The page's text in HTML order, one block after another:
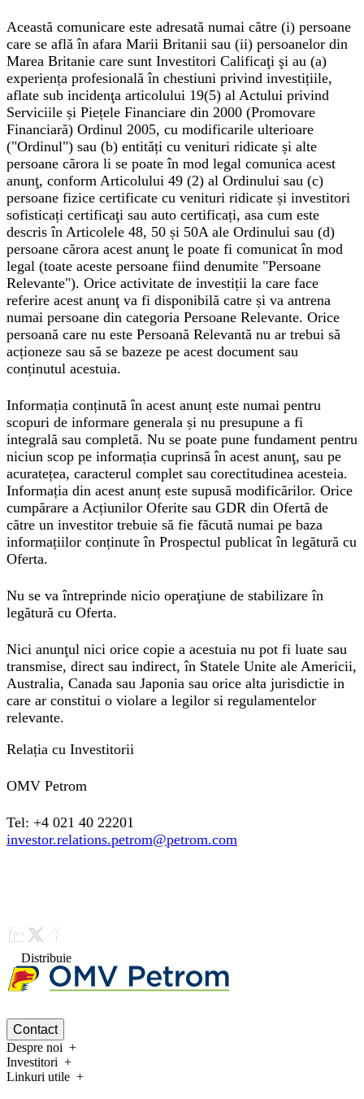
Această comunicare este adresată numai către (i) persoane
care se află în afara Marii Britanii sau (ii) persoanelor din
Marea Britanie care sunt Investitori Calificaţi şi au (a)
experiența profesională în chestiuni privind investițiile,
aflate sub incidenţa articolului 19(5) al Actului privind
Serviciile și Piețele Financiare din 2000 (Promovare
Financiară) Ordinul 2005, cu modificarile ulterioare
("Ordinul") sau (b) entități cu venituri ridicate și alte
persoane cărora li se poate în mod legal comunica acest
anunţ, conform Articolului 49 (2) al Ordinului sau (c)
persoane fizice certificate cu venituri ridicate și investitori
sofisticați certificaţi sau auto certificați, asa cum este
descris în Articolele 48, 50 și 50A ale Ordinului sau (d)
persoane cărora acest anunţ le poate fi comunicat în mod
legal (toate aceste persoane fiind denumite "Persoane
Relevante"). Orice activitate de investiții la care face
referire acest anunţ va fi disponibilă catre și va antrena
numai persoane din categoria Persoane Relevante. Orice
persoană care nu este Persoană Relevantă nu ar trebui să
acționeze sau să se bazeze pe acest document sau
conținutul acestuia.
Informația conținută în acest anunț este numai pentru
scopuri de informare generala și nu presupune a fi
integrală sau completă. Nu se poate pune fundament pentru
niciun scop pe informația cuprinsă în acest anunţ, sau pe
acuratețea, caracterul complet sau corectitudinea acesteia.
Informația din acest anunț este supusă modificărilor. Orice
cumpărare a Acțiunilor Oferite sau GDR din Ofertă de
către un investitor trebuie să fie făcută numai pe baza
informațiilor conținute în Prospectul publicat în legătură cu
Oferta.
Nu se va întreprinde nicio operaţiune de stabilizare în
legătură cu Oferta.
Nici anunţul nici orice copie a acestuia nu pot fi luate sau
transmise, direct sau indirect, în Statele Unite ale Americii,
Australia, Canada sau Japonia sau orice alta jurisdictie in
care ar constitui o violare a legilor si regulamentelor
relevante.
Relația cu Investitorii
OMV Petrom
Tel: +4 021 40 22201
investor.relations.petrom@petrom.com
Distribuie
Contact
Despre noi
Investitori
Linkuri utile